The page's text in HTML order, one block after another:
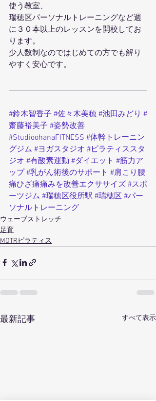
使う教室、
瑞穂区パーソナルトレーニングなど週
に３０本以上のレッスンを開校してお
ります。
少人数制なのではじめての方でも解り
やすく安心です。
#鈴木智香子 #佐々木美穂 #池田みどり #
齋藤裕美子 #姿勢改善
#StudioohanaFITNESS #体幹トレーニン
グジム #ヨガスタジオ #ピラティススタ
ジオ #有酸素運動 #ダイエット #筋力ア
ップ #乳がん術後のサポート #肩こり腰
痛ひざ痛痛みを改善エクササイズ #スポ
ーツジム #瑞穂区役所駅 #瑞穂区 #パー
ソナルトレーニング
ウェーブストレッチ
足育
MOTRピラティス
最新記事 すべて表示